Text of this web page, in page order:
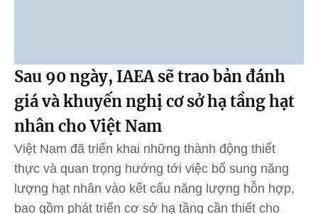
Sau 90 ngày, IAEA sẽ trao bản đánh
giá và khuyến nghị cơ sở hạ tầng hạt
nhân cho Việt Nam
Việt Nam đã triển khai những thành động thiết
thực và quan trọng hướng tới việc bổ sung năng
lượng hạt nhân vào kết cấu năng lượng hỗn hợp,
bao gồm phát triển cơ sở hạ tầng cần thiết cho